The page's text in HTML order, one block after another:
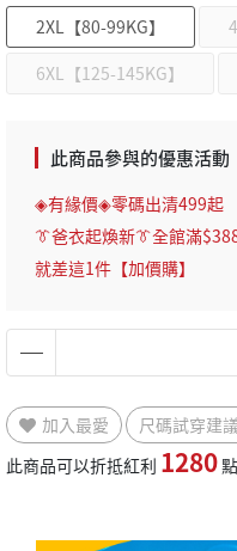
2XL【80-99KG】
6XL【125-145KG】
此商品參與的優惠活動
◈有緣價◈零碼出清499起
👔爸衣起煥新👔全館滿
就差這1件【加價購】
加入最愛
尺碼試穿建
此商品可以折抵紅利 1280點